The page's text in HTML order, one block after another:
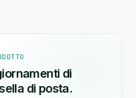
di
di posta.